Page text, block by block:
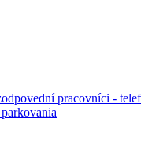
pracovníci -